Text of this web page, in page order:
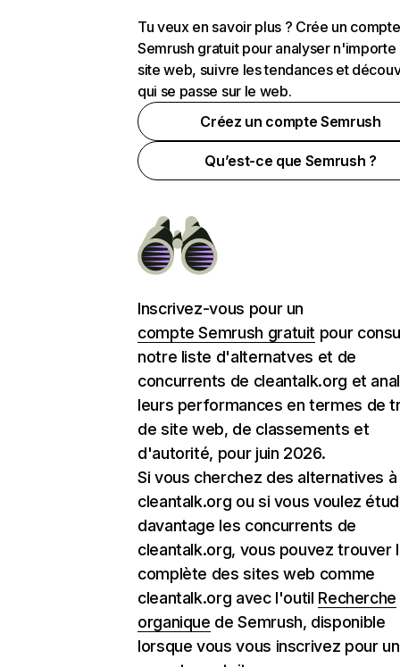
Tu veux en savoir plus ? Crée un compte
Semrush gratuit pour analyser n'importe
site web, suivre les tendances et
qui se passe sur le web.
Créez un compte Semrush
Qu’est-ce que Semrush ?
Inscrivez-vous pour un
compte Semrush gratuit pour
notre liste d'alternatves et de
concurrents de cleantalk.org et
leurs performances en termes de
de site web, de classements et
d'autorité, pour juin 2026.
Si vous cherchez des alternatives à
cleantalk.org ou si vous voulez
davantage les concurrents de
cleantalk.org, vous pouvez trouver
complète des sites web comme
cleantalk.org avec l'outil Recherche
organique de Semrush, disponible
lorsque vous vous inscrivez pour un